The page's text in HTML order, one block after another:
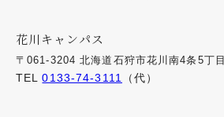
花川キャンパス
〒061-3204 北海道石狩市花川南4条5丁目
TEL0133-74-3111 （代）